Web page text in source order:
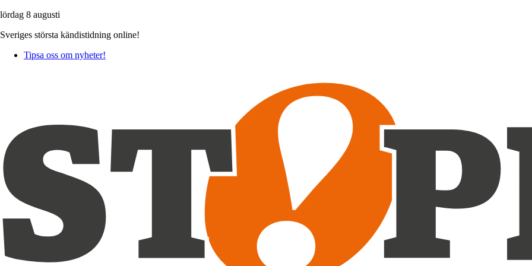
lördag 8 augusti
Sveriges största kändistidning online!
Tipsa oss om nyheter!